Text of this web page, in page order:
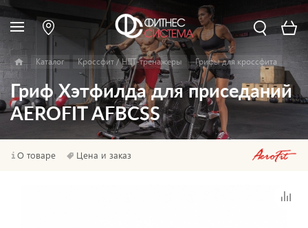
Каталог Кроссфит / HIIT-тренажеры Грифы для кроссфита
Гриф Хэтфилда для приседаний
AEROFIT AFBCSS
О товаре Цена и заказ